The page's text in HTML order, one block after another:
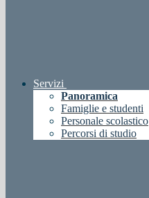
Servizi
Panoramica
Famiglie e studenti
Personale scolastico
Percorsi di studio